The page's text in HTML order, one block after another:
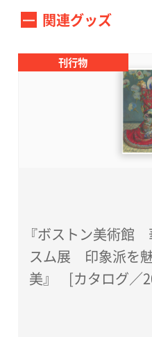
関連グッズ
刊行物
『ボストン美術館
スム展 印象派を
美』 [カタロ